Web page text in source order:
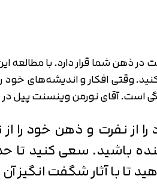
شما قرار دارد. با مطالعه
وقتی افکار و اندیشه‌های خود
آقای نورمن وینسنت پیل
و ذهن خود را از
باشید. سعی کنید تا
تا با آثار شگفت انگیز